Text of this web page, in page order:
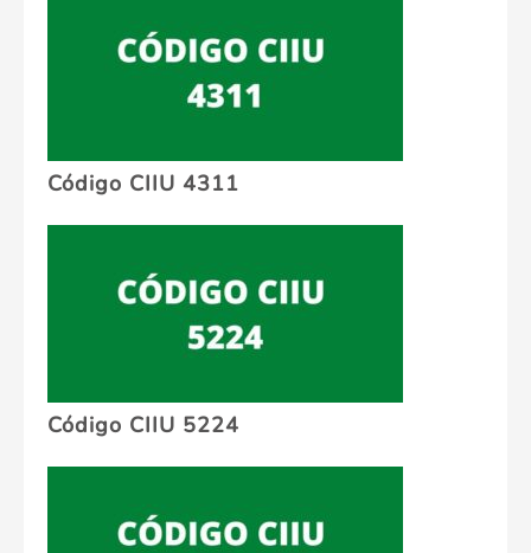
Código CIIU 4311
Código CIIU 5224